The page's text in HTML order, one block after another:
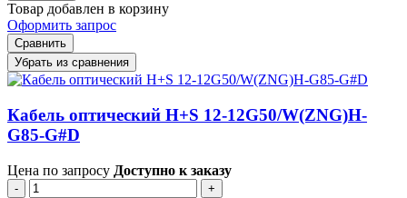
Товар добавлен в корзину
Оформить запрос
Сравнить
Убрать из сравнения
Кабель оптический H+S 12-12G50/W(ZNG)H-
G85-G#D
Цена по запросу Доступно к заказу
-
+